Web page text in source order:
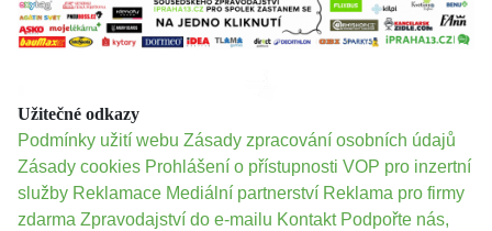
Užitečné odkazy
Podmínky užití webu Zásady zpracování osobních údajů
Zásady cookies Prohlášení o přístupnosti VOP pro inzertní
služby Reklamace Mediální partnerství Reklama pro firmy
zdarma Zpravodajství do e-mailu Kontakt Podpořte nás,